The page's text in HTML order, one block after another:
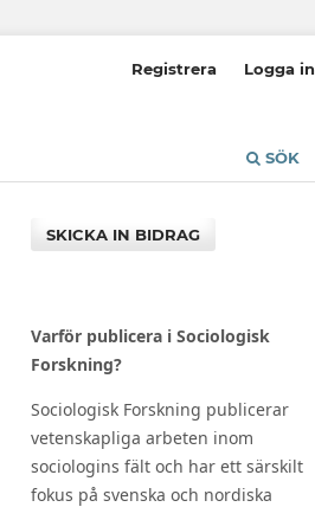
SÖK
Registrera Logga in
SKICKA IN BIDRAG
Varför publicera i Sociologisk
Forskning?
Sociologisk Forskning publicerar
vetenskapliga arbeten inom
sociologins fält och har ett särskilt
fokus på svenska och nordiska